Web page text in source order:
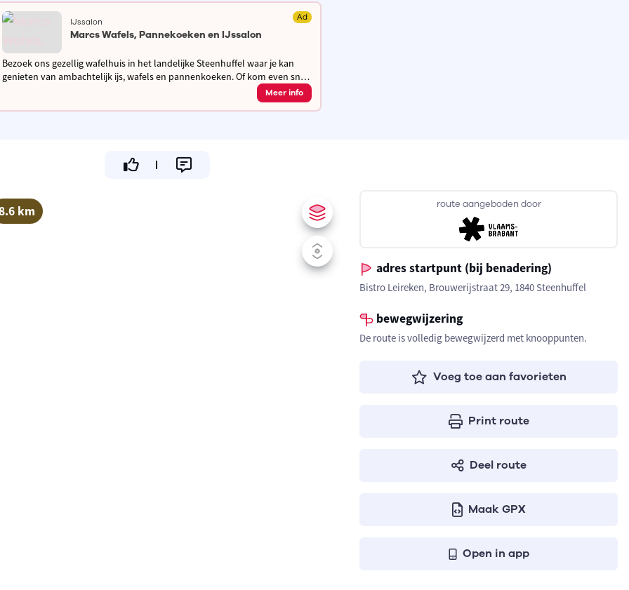
IJssalon Ad
Marcs Wafels, Pannekoeken en IJssalon
Bezoek ons gezellig wafelhuis in het landelijke Steenhuffel waar je kan
genieten van ambachtelijk ijs, wafels en pannenkoeken. Of kom even snel
Meer info
km route aangeboden door
adres startpunt (bij benadering)
Bistro Leireken, Brouwerijstraat 29, 1840 Steenhuffel
bewegwijzering
De route is volledig bewegwijzerd met knooppunten.
Voeg toe aan favorieten
Print route
Deel route
Maak GPX
Open in app